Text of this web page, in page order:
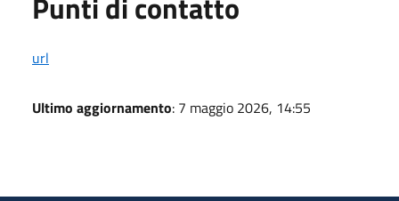
url
Ultimo aggiornamento: 7 maggio 2026, 14:55